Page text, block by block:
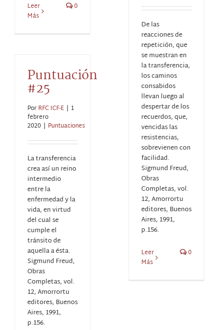
Leer
Más
0
De las
reacciones de
repetición, que
se muestran en
la transferencia,
los caminos
consabidos
llevan luego al
despertar de los
recuerdos, que,
vencidas las
resistencias,
sobrevienen con
facilidad.
Sigmund Freud,
Obras
Completas, vol.
12, Amorrortu
editores, Buenos
Aires, 1991,
p.156.
Leer
Más
0
Puntuación
#25
PorRFC ICF-E | 1
febrero
2020 | Puntuaciones
La transferencia
crea así un reino
intermedio
entre la
enfermedad y la
vida, en virtud
del cual se
cumple el
tránsito de
aquella a ésta.
Sigmund Freud,
Obras
Completas, vol.
12, Amorrortu
editores, Buenos
Aires, 1991,
p.156.